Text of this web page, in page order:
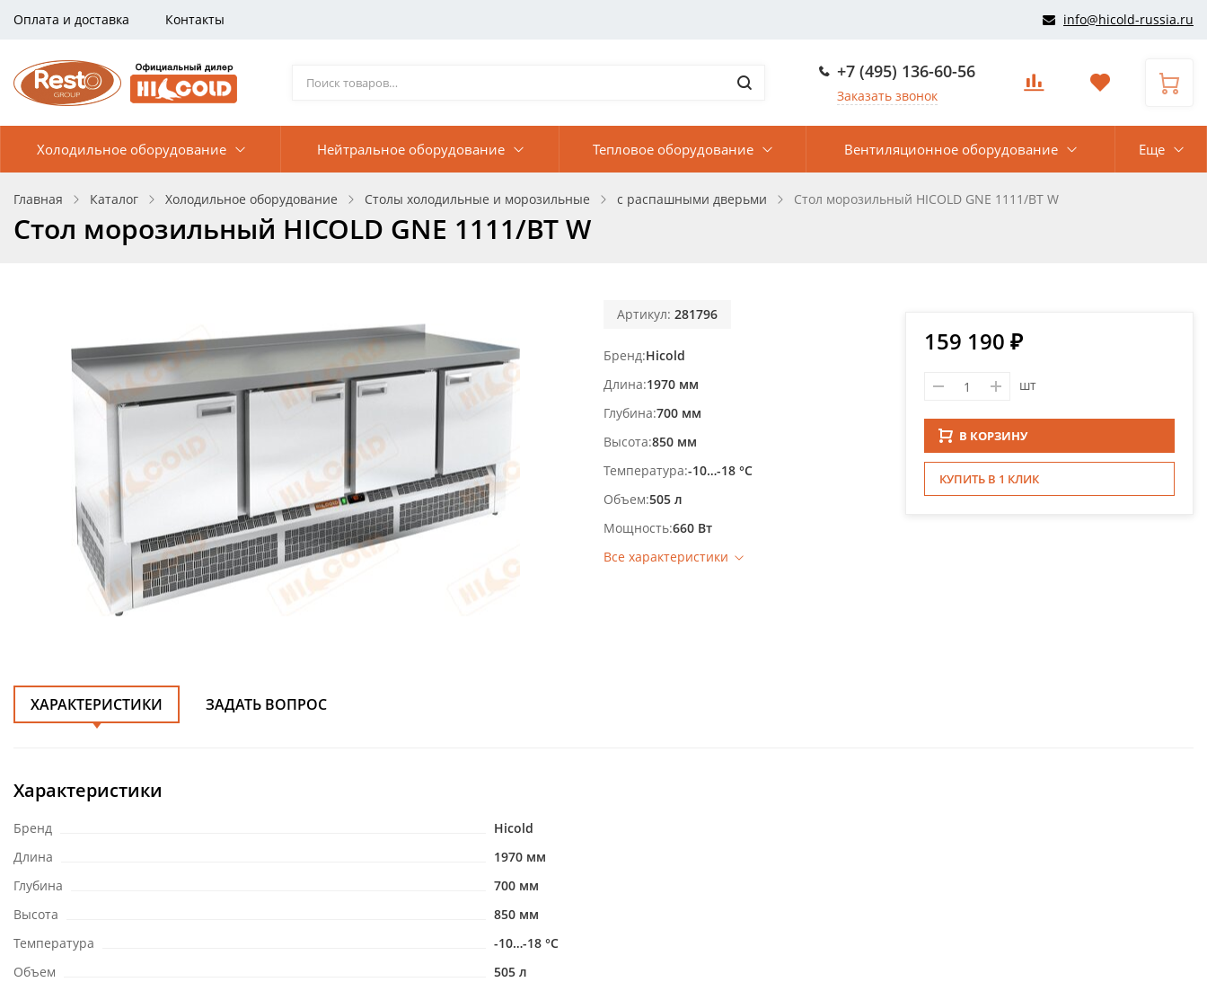
Оплата и доставка Контакты info@hicold-russia.ru
+7 (495) 136-60-56
Заказать звонок
Холодильное оборудование Нейтральное оборудование Тепловое оборудование Вентиляционное оборудование Еще
Главная Каталог Холодильное оборудование Столы холодильные и морозильные с распашными дверьми Стол морозильный HICOLD GNE 1111/BT W
Стол морозильный HICOLD GNE 1111/BT W
Артикул: 281796
Бренд Hicold
Длина 1970 мм
Глубина 700 мм
Высота 850 мм
Температура -10…-18 °С
Объем 505 л
Мощность 660 Вт
Все характеристики
159 190 ₽
шт
В КОРЗИНУ
КУПИТЬ В 1 КЛИК
ХАРАКТЕРИСТИКИ ЗАДАТЬ ВОПРОС
Характеристики
Бренд
Hicold
Длина
1970 мм
Глубина
700 мм
Высота
850 мм
Температура
-10…-18 °С
Объем
505 л